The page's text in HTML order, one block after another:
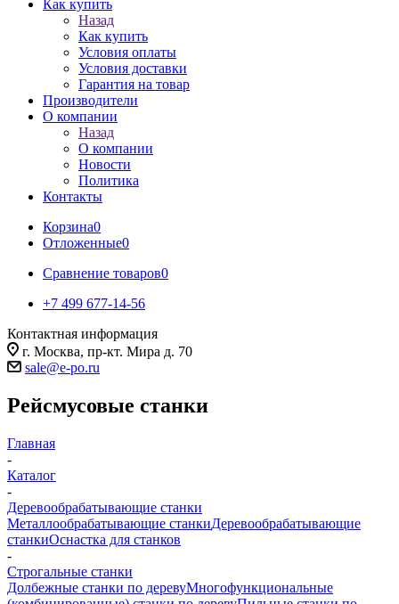
Как купить
Назад
Как купить
Условия оплаты
Условия доставки
Гарантия на товар
Производители
О компании
Назад
О компании
Новости
Политика
Контакты
Корзина0
Отложенные0
Сравнение товаров0
+7 499 677-14-56
Контактная информация
г. Москва, пр-кт. Мира д. 70
sale@e-po.ru
Рейсмусовые станки
Главная
-
Каталог
-
Деревообрабатывающие станки
Металлообрабатывающие станкиДеревообрабатывающие
станкиОснастка для станков
-
Строгальные станки
Долбежные станки по деревуМногофункциональные